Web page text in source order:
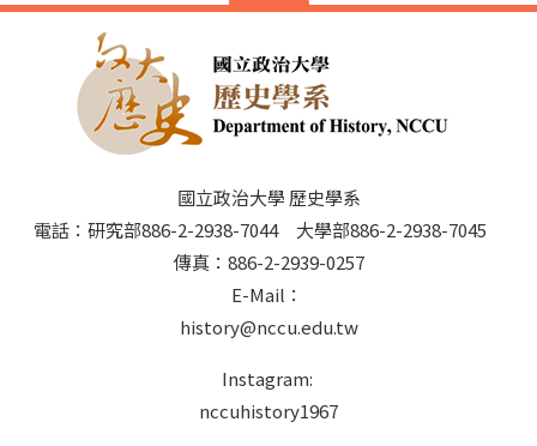
國立政治大學 歷史學系
電話：研究部886-2-2938-7044 大學部886-2-2938-7045
傳真：886-2-2939-0257
E-Mail：
history@nccu.edu.tw
Instagram:
nccuhistory1967